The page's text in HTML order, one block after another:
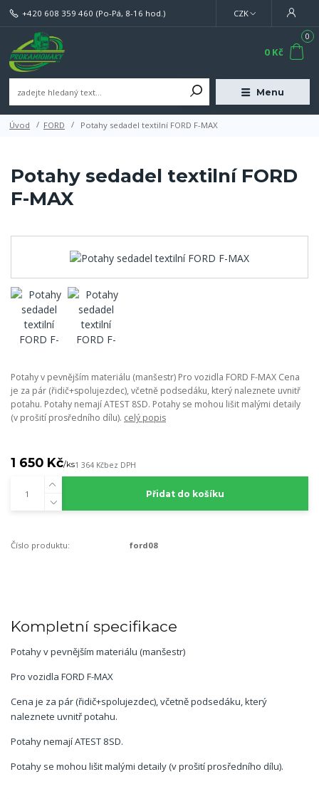
Menu
CZK
+420 608 359 460 (Po-Pá, 8-16 hod.)
0
0 Kč
Úvod FORD Potahy sedadel textilní FORD F-MAX
Potahy sedadel textilní FORD
F-MAX
Potahy v pevnějším materiálu (manšestr) Pro vozidla FORD F-MAX Cena
je za pár (řidič+spolujezdec), včetně podsedáku, který naleznete uvnitř
potahu. Potahy nemají ATEST 8SD. Potahy se mohou lišit malými detaily
(v prošití prosředního dílu). celý popis
1 650 Kč/ks1 364 Kčbez DPH
Přidat do košíku
Číslo produktu: ford08
Kompletní specifikace
Potahy v pevnějším materiálu (manšestr)
Pro vozidla FORD F-MAX
Cena je za pár (řidič+spolujezdec), včetně podsedáku, který
naleznete uvnitř potahu.
Potahy nemají ATEST 8SD.
Potahy se mohou lišit malými detaily (v prošití prosředního dílu).